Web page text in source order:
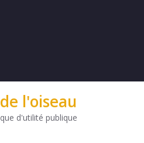
l'oiseau
d'utilité publique